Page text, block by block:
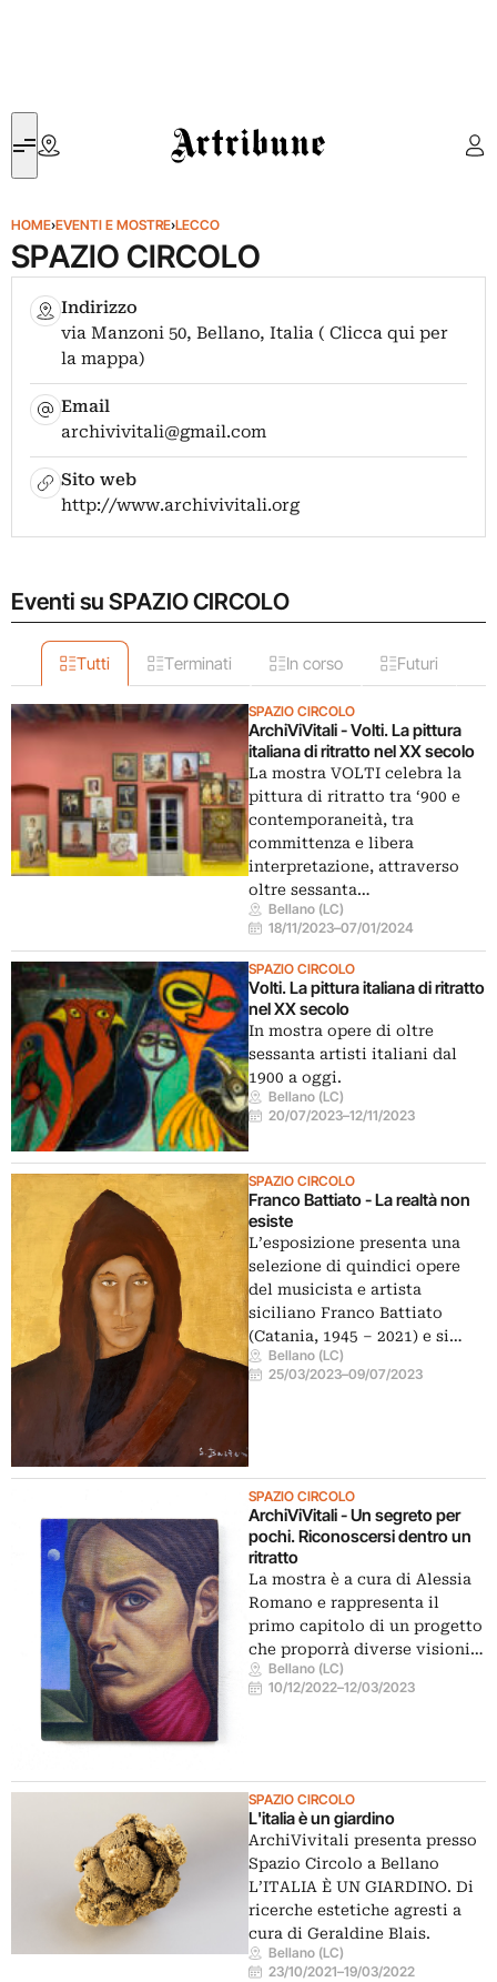
Artribune
HOME›EVENTI E MOSTRE›LECCO
SPAZIO CIRCOLO
Indirizzo
via Manzoni 50, Bellano, Italia ( Clicca qui per
la mappa)
Email
archivivitali@gmail.com
Sito web
http://www.archivivitali.org
Eventi su SPAZIO CIRCOLO
Tutti Terminati In corso Futuri
SPAZIO CIRCOLO
ArchiViVitali - Volti. La pittura
italiana di ritratto nel XX secolo
La mostra VOLTI celebra la
pittura di ritratto tra ‘900 e
contemporaneità, tra
committenza e libera
interpretazione, attraverso
oltre sessanta…
Bellano (LC)
18/11/2023–07/01/2024
SPAZIO CIRCOLO
Volti. La pittura italiana di ritratto
nel XX secolo
In mostra opere di oltre
sessanta artisti italiani dal
1900 a oggi.
Bellano (LC)
20/07/2023–12/11/2023
SPAZIO CIRCOLO
Franco Battiato - La realtà non
esiste
L’esposizione presenta una
selezione di quindici opere
del musicista e artista
siciliano Franco Battiato
(Catania, 1945 – 2021) e si…
Bellano (LC)
25/03/2023–09/07/2023
SPAZIO CIRCOLO
ArchiViVitali - Un segreto per
pochi. Riconoscersi dentro un
ritratto
La mostra è a cura di Alessia
Romano e rappresenta il
primo capitolo di un progetto
che proporrà diverse visioni…
Bellano (LC)
10/12/2022–12/03/2023
SPAZIO CIRCOLO
L'italia è un giardino
ArchiVivitali presenta presso
Spazio Circolo a Bellano
L’ITALIA È UN GIARDINO. Di
ricerche estetiche agresti a
cura di Geraldine Blais.
Bellano (LC)
23/10/2021–19/03/2022